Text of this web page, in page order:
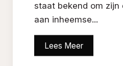
staat bekend om
aan inheemse...
Lees Meer